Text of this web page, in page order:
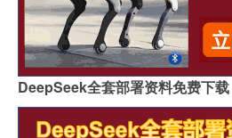
DeepSeek全套部署资料免费下载